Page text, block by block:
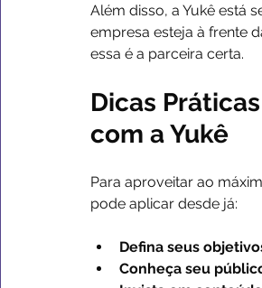
Além disso, a Yukê está
empresa esteja à frente
essa é a parceira certa.
Dicas
com a Yukê
Para aproveitar ao
pode aplicar desde já:
Defina seus
Conheça seu